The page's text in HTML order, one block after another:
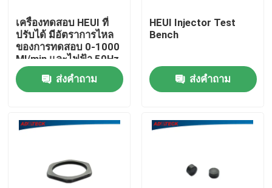
เครื่องทดสอบ HEUI ที่
ปรับได้ มีอัตราการไหล
ของการทดสอบ 0-1000
Ml/min และไฟฟ้า 50Hz
ส่งคำถาม
HEUI Injector Test
Bench
ส่งคำถาม